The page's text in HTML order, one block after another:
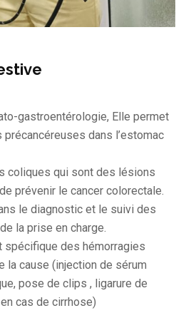
gastroentérologie, Elle permet
dans l’estomac
coliques qui sont des lésions
prévenir le cancer colorectale.
le diagnostic et le suivi des
la prise en charge.
spécifique des hémorragies
cause (injection de sérum
pose de clips , ligarure de
cas de cirrhose)